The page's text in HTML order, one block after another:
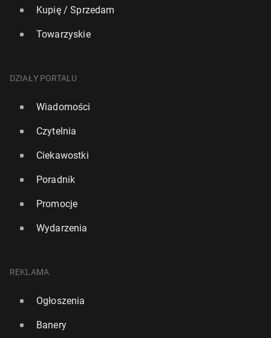
Kupię / Sprzedam
Towarzyskie
DZIAŁY PORTALU
Wiadomości
Czytelnia
Ciekawostki
Poradnik
Promocje
Wydarzenia
REKLAMA
Ogłoszenia
Banery